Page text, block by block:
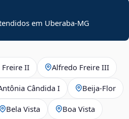
em Uberaba-MG
II Alfredo Freire III
Cândida I Beija‑Flor
Bela Vista Boa Vista